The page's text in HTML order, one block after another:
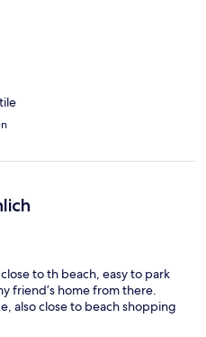
to th beach, easy to park
friend’s home from there.
also close to beach shopping